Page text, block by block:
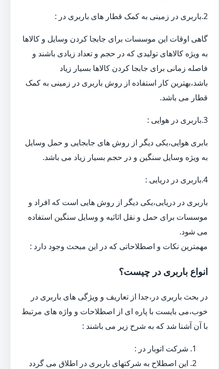
2.باربری در زمینی به کمک قطار های باربری در :
گاهی اوقات این موسسات برای جابجا کردن وسایل و کالاها
به ویژه کالاهای تولیدی که در حجم و تعداد زیادی باشند و
فاصله زمانی برای جابجا کردن کالاها بسیار زیاد
باشد،بهترین کار استفاده از روش باربری در زمینی به کمک
قطار می باشد.
3.باربری در هوایی :
بابری هوایی،یکی دیگر از روش های جابجایی و حمل وسایل
به ویژه وسایل سنگین و در حجم بسیار زیاد می باشد.
4.باربری در دریایی :
باربری در دریایی،یکی دیگر از روش هایی است که افراد و
موسسات برای حمل و نقل اثاثیه و وسایل سنگین استفاده
می شود.
مهمترین نکات و اصطلاحاتی که در این مبحث وجود دارد :
انواع باربری در چیست؟
در بحث باربری در،جدا از تعاریف و ویژگی های باربری در
خوب،می بایست با پاره ای از اصطلاحات و واژه های مرتبط
با آن آشنا شد که به شرح زیر می باشند :
شرکت اتوبار در :
این اصطلاح به شرکتهای باربری در اطلاق می گردد